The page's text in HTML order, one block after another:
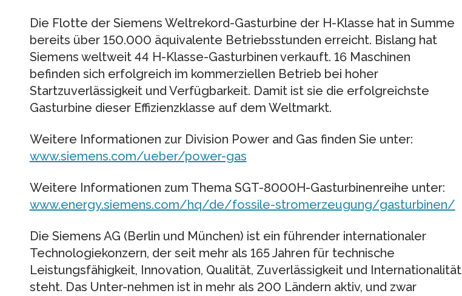
Die Flotte der Siemens Weltrekord-Gasturbine der H-Klasse hat in Summe
bereits über 150.000 äquivalente Betriebsstunden erreicht. Bislang hat
Siemens weltweit 44 H-Klasse-Gasturbinen verkauft. 16 Maschinen
befinden sich erfolgreich im kommerziellen Betrieb bei hoher
Startzuverlässigkeit und Verfügbarkeit. Damit ist sie die erfolgreichste
Gasturbine dieser Effizienzklasse auf dem Weltmarkt.
Weitere Informationen zur Division Power and Gas finden Sie unter:
www.siemens.com/ueber/power-gas
Weitere Informationen zum Thema SGT-8000H-Gasturbinenreihe unter:
www.energy.siemens.com/hq/de/fossile-stromerzeugung/gasturbinen/
Die Siemens AG (Berlin und München) ist ein führender internationaler
Technologiekonzern, der seit mehr als 165 Jahren für technische
Leistungsfähigkeit, Innovation, Qualität, Zuverlässigkeit und Internationalität
steht. Das Unter-nehmen ist in mehr als 200 Ländern aktiv, und zwar